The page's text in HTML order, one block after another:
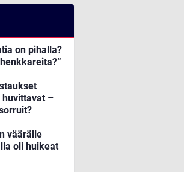
on pihalla?
–
väärälle
oli huikeat